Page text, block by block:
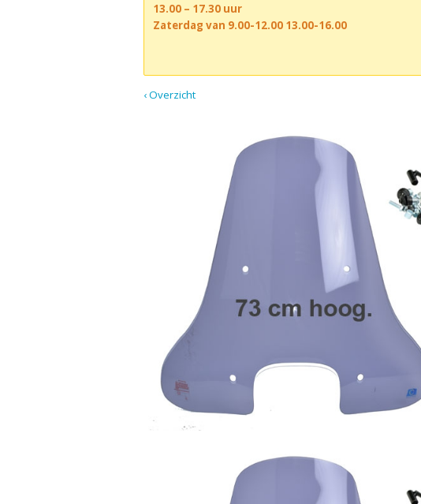
13.00 – 17.30 uur
Zaterdag van 9.00-12.00 13.00-16.00
‹ Overzicht